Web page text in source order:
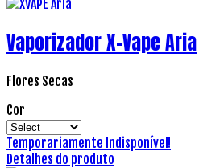
Vaporizador X-Vape Aria
Flores Secas
Cor
Temporariamente Indisponível!
Detalhes do produto